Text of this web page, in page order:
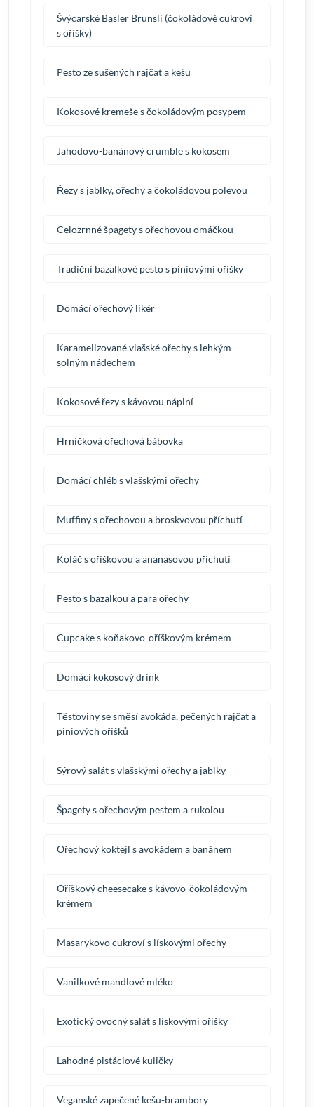
Švýcarské Basler Brunsli (čokoládové cukroví
s oříšky)
Pesto ze sušených rajčat a kešu
Kokosové kremeše s čokoládovým posypem
Jahodovo-banánový crumble s kokosem
Řezy s jablky, ořechy a čokoládovou polevou
Celozrnné špagety s ořechovou omáčkou
Tradiční bazalkové pesto s piniovými oříšky
Domácí ořechový likér
Karamelizované vlašské ořechy s lehkým
solným nádechem
Kokosové řezy s kávovou náplní
Hrníčková ořechová bábovka
Domácí chléb s vlašskými ořechy
Muffiny s ořechovou a broskvovou příchutí
Koláč s oříškovou a ananasovou příchutí
Pesto s bazalkou a para ořechy
Cupcake s koňakovo-oříškovým krémem
Domácí kokosový drink
Těstoviny se směsí avokáda, pečených rajčat a
piniových oříšků
Sýrový salát s vlašskými ořechy a jablky
Špagety s ořechovým pestem a rukolou
Ořechový koktejl s avokádem a banánem
Oříškový cheesecake s kávovo-čokoládovým
krémem
Masarykovo cukroví s lískovými ořechy
Vanilkové mandlové mléko
Exotický ovocný salát s lískovými oříšky
Lahodné pistáciové kuličky
Veganské zapečené kešu-brambory